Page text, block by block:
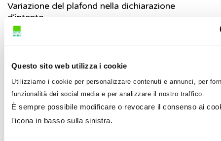
Questo sito web utilizza i cookie
Utilizziamo i cookie per personalizzare contenuti e annunci, per
funzionalità dei social media e per analizzare il nostro traffico.
È sempre possibile modificare o revocare il consenso ai
l'icona in basso sulla sinistra.
Variazione del plafond nella dichiarazione
d’intento
A partire dal 1° marzo 2017 l’esportatore abituale può
compilare i seguenti campi nella dichiarazione